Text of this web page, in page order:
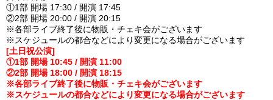
①1部 開場 17:30 / 開演 17:45
②2部 開場 20:00 / 開演 20:15
※各部ライブ終了後に物販・チェキ会がございます
※スケジュールの都合などにより変更になる場合がございます
[土日祝公演]
①1部 開場 10:45 / 開演 11:00
②2部 開場 18:00 / 開演 18:15
※各部ライブ終了後に物販・チェキ会がございます
※スケジュールの都合などにより変更になる場合がございます